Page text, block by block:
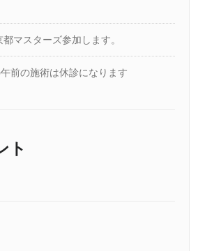
マスターズ参加します。
前の施術は休診になります
ト